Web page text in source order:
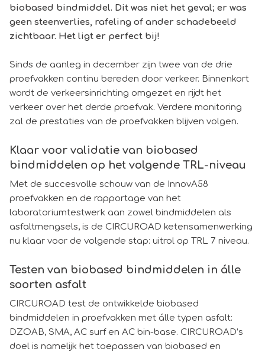
biobased bindmiddel. Dit was niet het geval; er was
geen steenverlies, rafeling of ander schadebeeld
zichtbaar. Het ligt er perfect bij!
Sinds de aanleg in december zijn twee van de drie
proefvakken continu bereden door verkeer. Binnenkort
wordt de verkeersinrichting omgezet en rijdt het
verkeer over het derde proefvak. Verdere monitoring
zal de prestaties van de proefvakken blijven volgen.
Klaar voor validatie van biobased
bindmiddelen op het volgende TRL-niveau
Met de succesvolle schouw van de InnovA58
proefvakken en de rapportage van het
laboratoriumtestwerk aan zowel bindmiddelen als
asfaltmengsels, is de CIRCUROAD ketensamenwerking
nu klaar voor de volgende stap: uitrol op TRL 7 niveau.
Testen van biobased bindmiddelen in álle
soorten asfalt
CIRCUROAD test de ontwikkelde biobased
bindmiddelen in proefvakken met álle typen asfalt:
DZOAB, SMA, AC surf en AC bin-base. CIRCUROAD’s
doel is namelijk het toepassen van biobased en